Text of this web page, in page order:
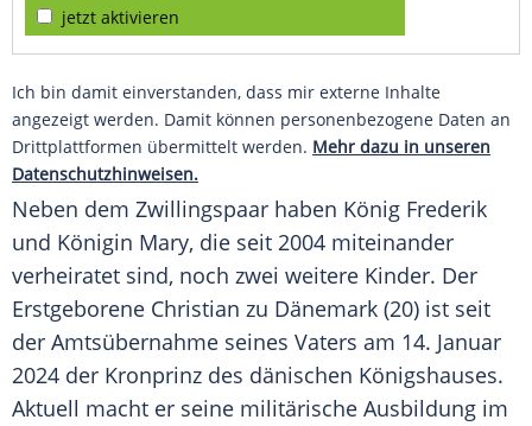
jetzt aktivieren
Ich bin damit einverstanden, dass mir externe Inhalte
angezeigt werden. Damit können personenbezogene Daten an
Drittplattformen übermittelt werden. Mehr dazu in unseren
Datenschutzhinweisen.
Neben dem Zwillingspaar haben König Frederik
und Königin Mary, die seit 2004 miteinander
verheiratet sind, noch zwei weitere Kinder. Der
Erstgeborene Christian zu Dänemark (20) ist seit
der Amtsübernahme seines Vaters am 14. Januar
2024 der Kronprinz des dänischen Königshauses.
Aktuell macht er seine militärische Ausbildung im